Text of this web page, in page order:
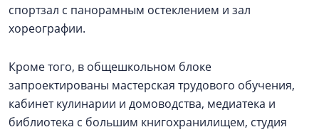
спортзал с панорамным остеклением и зал
хореографии.
Кроме того, в общешкольном блоке
запроектированы мастерская трудового обучения,
кабинет кулинарии и домоводства, медиатека и
библиотека с большим книгохранилищем, студия